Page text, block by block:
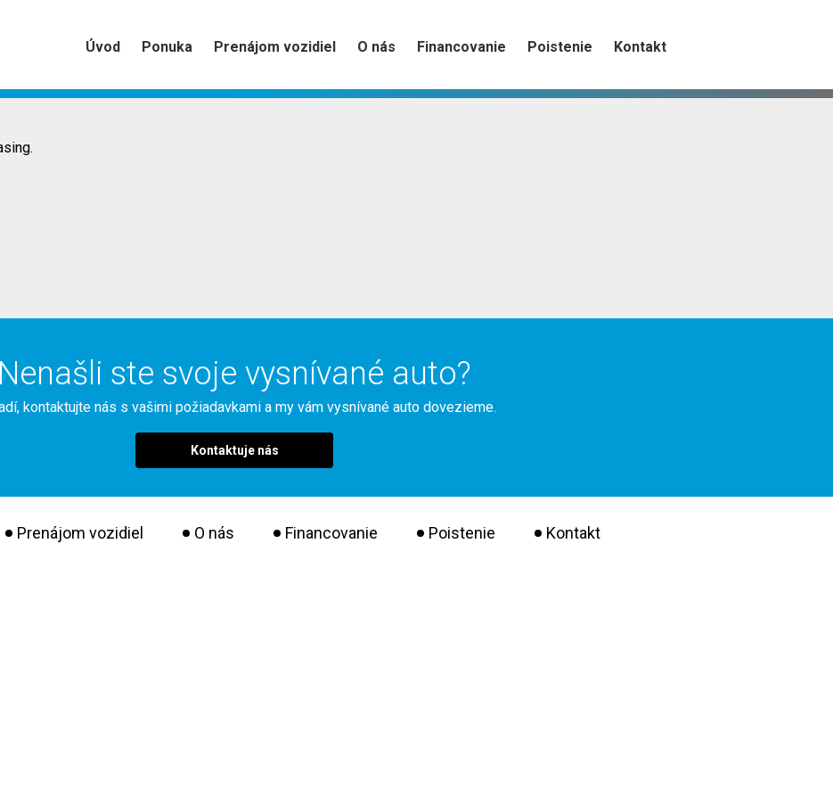
Úvod Ponuka Prenájom vozidiel O nás Financovanie Poistenie Kontakt
Nenašli ste svoje vysnívané auto?
kontaktujte nás s vašimi požiadavkami a my vám vysnívané auto dovezieme.
Kontaktuje nás
Prenájom vozidiel O nás Financovanie Poistenie Kontakt